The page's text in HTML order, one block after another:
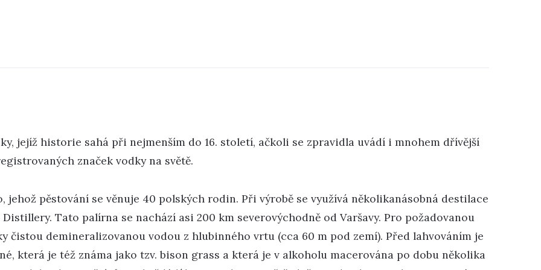
jejíž historie sahá při nejmenším do 16. století, ačkoli se zpravidla uvádí i mnohem dřívější
značek vodky na světě.
pěstování se věnuje 40 polských rodin. Při výrobě se využívá několikanásobná destilace
Tato palírna se nachází asi 200 km severovýchodně od Varšavy. Pro požadovanou
čistou demineralizovanou vodou z hlubinného vrtu (cca 60 m pod zemí). Před lahvováním je
která je též známa jako tzv. bison grass a která je v alkoholu macerována po dobu několika